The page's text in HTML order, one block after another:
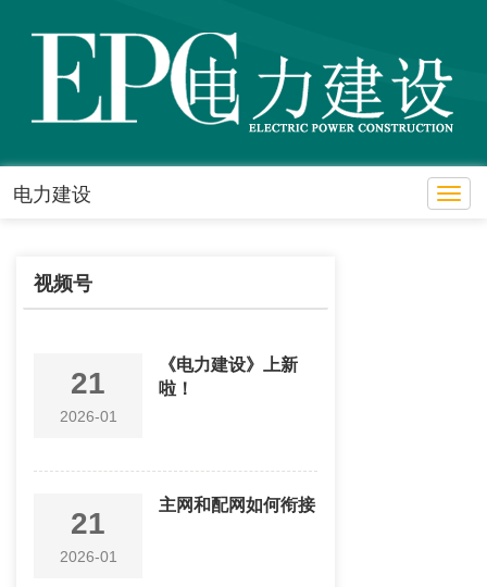
电力建设
视频号
21
2026-01
《电力建设》上新
啦！
21
2026-01
主网和配网如何衔接